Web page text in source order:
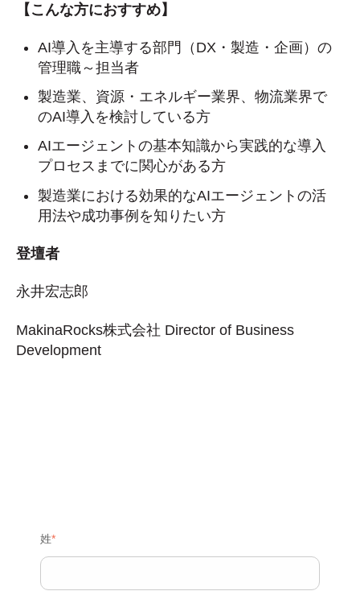
【こんな方におすすめ】
AI導入を主導する部門（DX・製造・企画）の
管理職～担当者
製造業、資源・エネルギー業界、物流業界で
のAI導入を検討している方
AIエージェントの基本知識から実践的な導入
プロセスまでに関心がある方
製造業における効果的なAIエージェントの活
用法や成功事例を知りたい方
登壇者
永井宏志郎
MakinaRocks株式会社 Director of Business
Development
姓*